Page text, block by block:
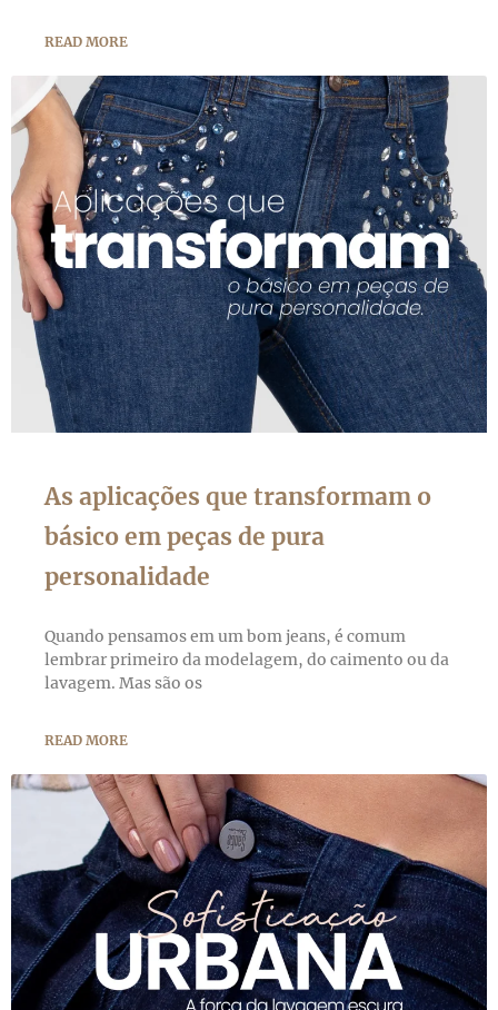
READ MORE
As aplicações que transformam o
básico em peças de pura
personalidade
Quando pensamos em um bom jeans, é comum
lembrar primeiro da modelagem, do caimento ou da
lavagem. Mas são os
READ MORE